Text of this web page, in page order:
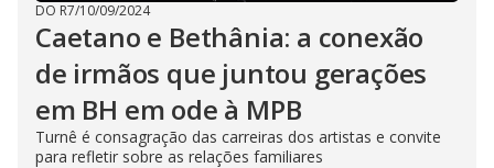
DO R7/10/09/2024
Caetano e Bethânia: a conexão
de irmãos que juntou gerações
em BH em ode à MPB
Turnê é consagração das carreiras dos artistas e convite
para refletir sobre as relações familiares